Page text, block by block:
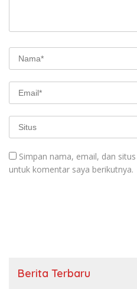
Simpan nama, email, dan
untuk komentar saya berikutnya.
Berita Terbaru